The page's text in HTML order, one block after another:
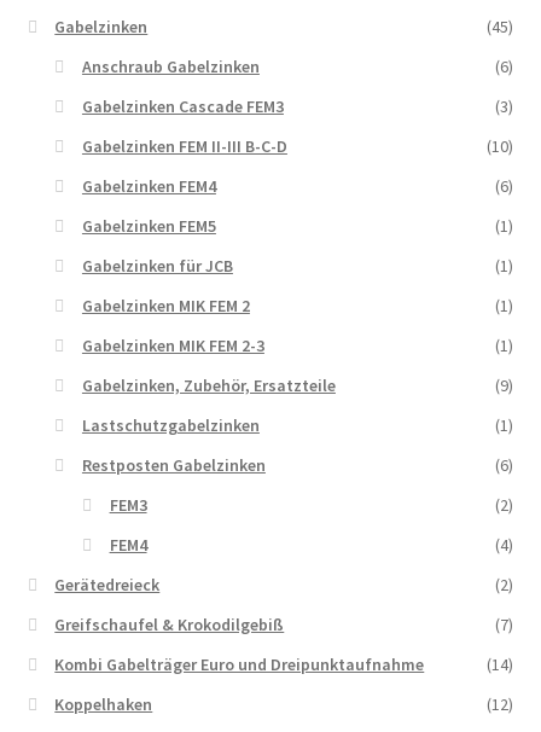
Gabelzinken
(45)
Anschraub Gabelzinken
(6)
Gabelzinken Cascade FEM3
(3)
Gabelzinken FEM II-III B-C-D
(10)
Gabelzinken FEM4
(6)
Gabelzinken FEM5
(1)
Gabelzinken für JCB
(1)
Gabelzinken MIK FEM 2
(1)
Gabelzinken MIK FEM 2-3
(1)
Gabelzinken, Zubehör, Ersatzteile
(9)
Lastschutzgabelzinken
(1)
Restposten Gabelzinken
(6)
FEM3
(2)
FEM4
(4)
Gerätedreieck
(2)
Greifschaufel & Krokodilgebiß
(7)
Kombi Gabelträger Euro und Dreipunktaufnahme
(14)
Koppelhaken
(12)